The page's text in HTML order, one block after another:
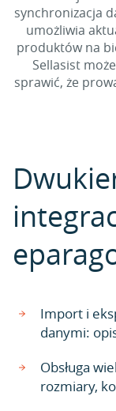
synchronizacja
umożliwia
produktów na
Sellasist
sprawić, że
Import i
danymi:
Obsługa
rozmiary,